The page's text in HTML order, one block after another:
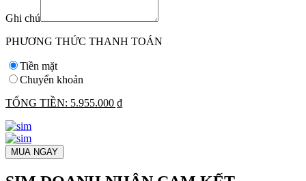
Ghi chú
PHƯƠNG THỨC THANH TOÁN
Tiền mặt
Chuyển khoản
TỔNG TIỀN: 5.955.000 ₫
MUA NGAY